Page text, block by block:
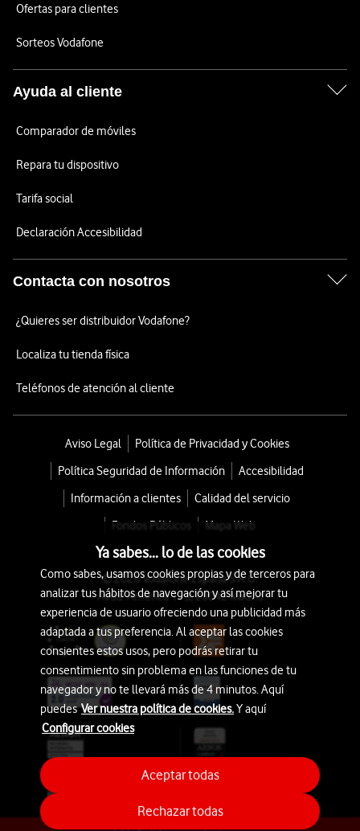
Ofertas para clientes
Sorteos Vodafone
Ayuda al cliente
Comparador de móviles
Repara tu dispositivo
Tarifa social
Declaración Accesibilidad
Contacta con nosotros
¿Quieres ser distribuidor Vodafone?
Localiza tu tienda física
Teléfonos de atención al cliente
Aviso Legal
Política de Privacidad y Cookies
Política Seguridad de Información
Accesibilidad
Información a clientes
Calidad del servicio
Fondos Públicos
Mapa Web
© 2026 Vodafone España S.A.U.
Avda. América 115, 28042 Madrid
Ya sabes... lo de las cookies
Como sabes, usamos cookies propias y de terceros para
analizar tus hábitos de navegación y así mejorar tu
experiencia de usuario ofreciendo una publicidad más
adaptada a tus preferencia. Al aceptar las cookies
consientes estos usos, pero podrás retirar tu
consentimiento sin problema en las funciones de tu
navegador y no te llevará más de 4 minutos. Aquí
puedesVer nuestra política de cookies.Y aquí
Configurar cookies
Rechazar todas
Aceptar todas